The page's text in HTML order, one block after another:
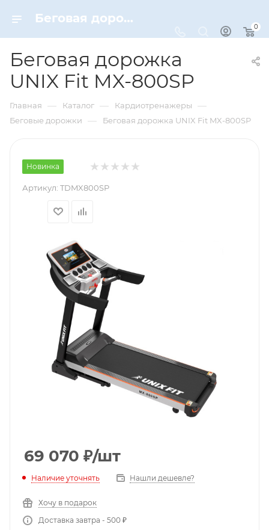
Беговая дорожка UNIX Fit MX-800SP – купить по цене 69070 руб. в интернет-магазине Dynamic-Sport
0
Беговая дорожка
UNIX Fit MX-800SP
Главная — Каталог — Кардиотренажеры —
Беговые дорожки — Беговая дорожка UNIX Fit MX-800SP
Новинка
Артикул: TDMX800SP
69 070 ₽/шт
Наличие уточнять Нашли дешевле?
Хочу в подарок
Доставка завтра - 500 ₽